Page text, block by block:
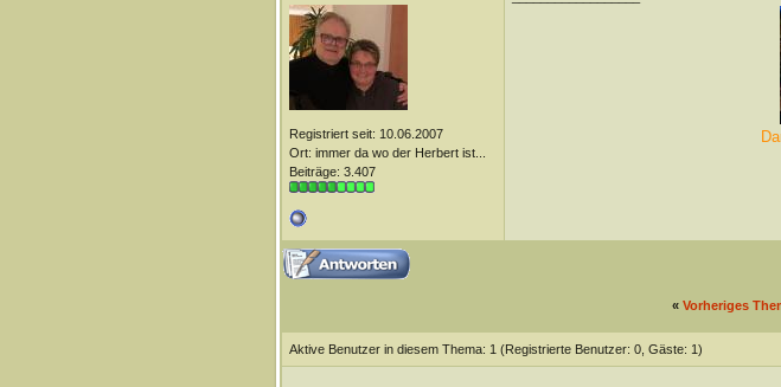
Registriert seit: 10.06.2007
Ort: immer da wo der Herbert ist...
Beiträge: 3.407
« Vorheriges
Aktive Benutzer in diesem Thema: 1 (Registrierte Benutzer: 0, Gäste: 1)